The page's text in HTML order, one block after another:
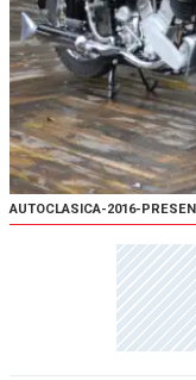
AUTOCLASICA-2016-